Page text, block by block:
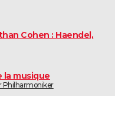
Cohen : Haendel,
la musique
Philharmoniker